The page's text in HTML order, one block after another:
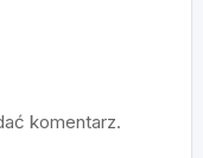
komentarz.